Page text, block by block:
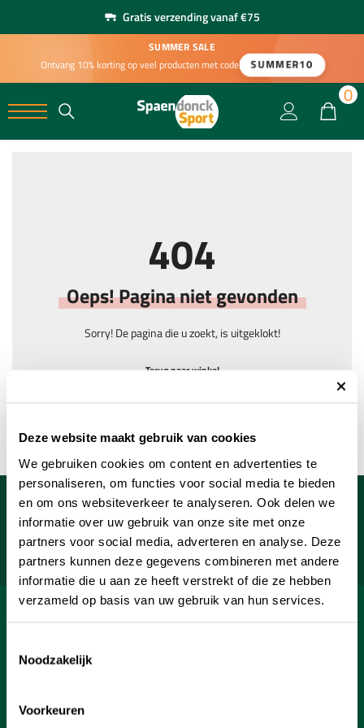
Deze website maakt gebruik van cookies
We gebruiken cookies om content en advertenties te
personaliseren, om functies voor social media te bieden
en om ons websiteverkeer te analyseren. Ook delen we
informatie over uw gebruik van onze site met onze
partners voor social media, adverteren en analyse. Deze
partners kunnen deze gegevens combineren met andere
informatie die u aan ze heeft verstrekt of die ze hebben
verzameld op basis van uw gebruik van hun services.
Noodzakelijk
Voorkeuren
Gratis verzending vanaf €75
SUMMER SALE
Ontvang 10% korting op veel producten met code
SUMMER10
00
404
Oeps! Pagina niet gevonden
Sorry! De pagina die u zoekt, is uitgeklokt!
Terug naar winkel
Meld je aan voor onze nieuwsbrief
Uw e-mailadres
Aanmelden
INFORMATIE
KLANTENSERVICE